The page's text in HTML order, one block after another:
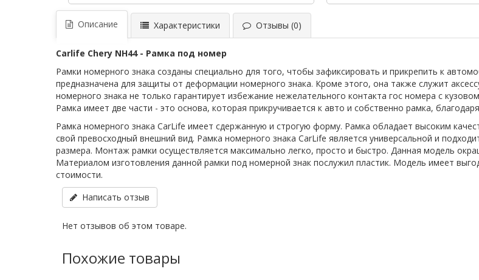
Описание Характеристики Отзывы (0)
Сarlife Chery NH44 - Рамка под номер
Рамки номерного знака созданы специально для того, чтобы зафиксировать и прикрепить к
предназначена для защиты от деформации номерного знака. Кроме этого, она также служит
номерного знака не только гарантирует избежание нежелательного контакта гос номера с
Рамка имеет две части - это основа, которая прикручивается к авто и собственно рамка,
Рамка номерного знака СarLife имеет сдержанную и строгую форму. Рамка обладает высоким
свой превосходный внешний вид. Рамка номерного знака СarLife является универсальной и
размера. Монтаж рамки осуществляется максимально легко, просто и быстро. Данная модель
Материалом изготовления данной рамки под номерной знак послужил пластик. Модель имеет
стоимости.
Написать отзыв
Нет отзывов об этом товаре.
Похожие товары